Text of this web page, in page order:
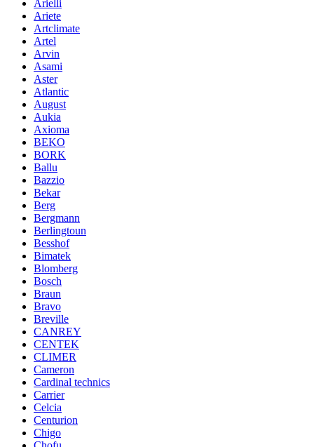
Arielli
Ariete
Artclimate
Artel
Arvin
Asami
Aster
Atlantic
August
Aukia
Axioma
BEKO
BORK
Ballu
Bazzio
Bekar
Berg
Bergmann
Berlingtoun
Besshof
Bimatek
Blomberg
Bosch
Braun
Bravo
Breville
CANREY
CENTEK
CLIMER
Cameron
Cardinal technics
Carrier
Celcia
Centurion
Chigo